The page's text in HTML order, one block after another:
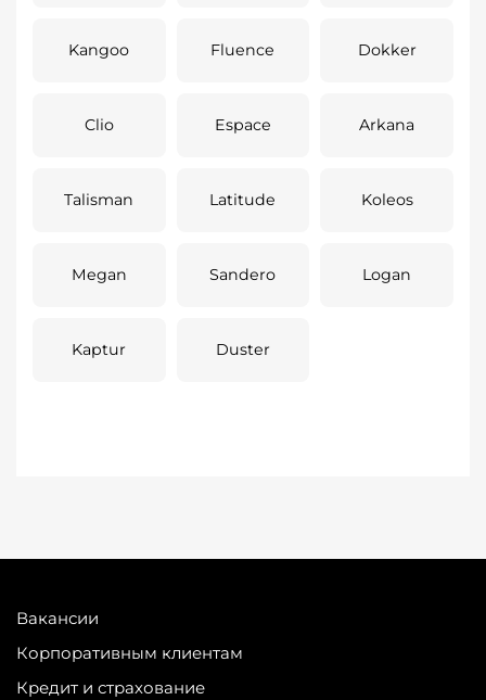
Kangoo Fluence Dokker
Clio Espace Arkana
Talisman Latitude Koleos
Megan Sandero Logan
Kaptur Duster
Вакансии
Корпоративным клиентам
Кредит и страхование